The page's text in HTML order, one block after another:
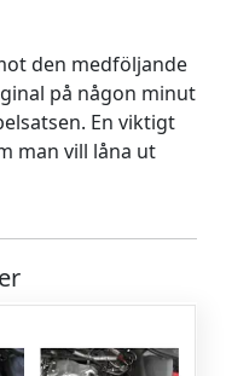
den medföljande
på någon minut
En viktigt
man vill låna ut